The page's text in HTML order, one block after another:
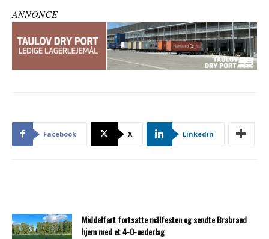
ANNONCE
Facebook X Linkedin
Middelfart fortsatte målfesten og sendte Brabrand
hjem med et 4-0-nederlag